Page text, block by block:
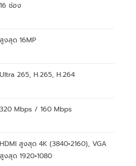
16 ช่อง
สูงสุด 16MP
Ultra 265, H.265, H.264
320 Mbps / 160 Mbps
HDMI สูงสุด 4K (3840×2160), VGA
สูงสุด 1920×1080